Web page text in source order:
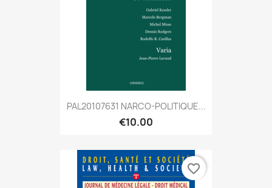
PAL20107631 NARCO-POLITIQUE...
€10.00
favorite_border